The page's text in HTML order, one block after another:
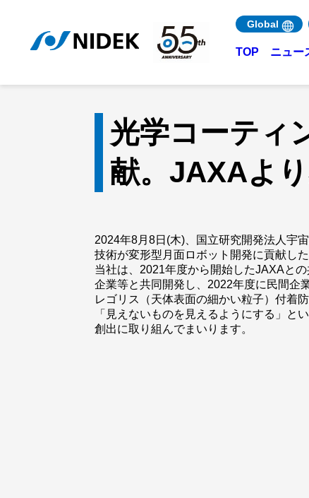
Global
TOP ニュー
光学コーティ
献。JAXAよ
2024年8月8日(木)、国立研究開発法人宇
技術が変形型月面ロボット開発に貢献し
当社は、2021年度から開始したJAXAと
企業等と共同開発し、2022年度に民間企
レゴリス（天体表面の細かい粒子）付着
「見えないものを見えるようにする」
創出に取り組んでまいります。